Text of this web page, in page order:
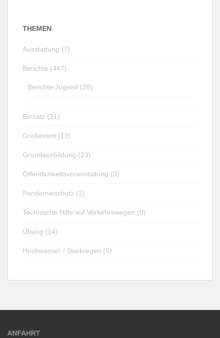
THEMEN
Ausstattung (7)
Berichte (447)
Berichte Jugend (28)
Einsatz (21)
Großevent (13)
Grundausbildung (23)
Öffentlichkeitsveranstaltung (3)
Pandemieschutz (2)
Technische Hilfe auf Verkehrswegen (0)
Übung (14)
Hochwasser / Starkregen (5)
ANFAHRT